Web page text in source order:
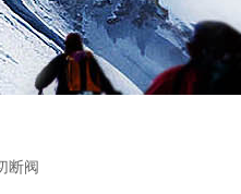
断阀